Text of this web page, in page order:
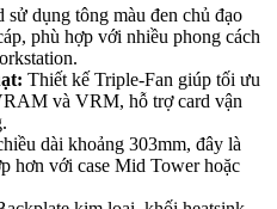
sử dụng tông màu đen chủ đạo
phù hợp với nhiều phong cách
Thiết kế Triple-Fan giúp tối ưu
và VRM, hỗ trợ card vận
dài khoảng 303mm, đây là
hơn với case Mid Tower hoặc